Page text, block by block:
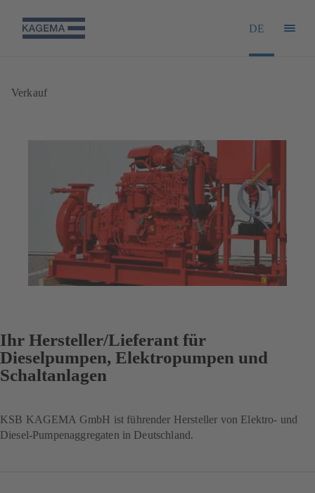
DE
Verkauf
Ihr Hersteller/Lieferant für
Dieselpumpen, Elektropumpen und
Schaltanlagen
KSB KAGEMA GmbH ist führender Hersteller von Elektro- und
Diesel-Pumpenaggregaten in Deutschland.